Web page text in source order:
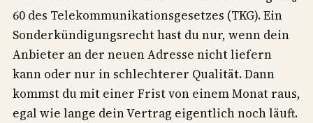
60 des Telekommunikationsgesetzes (TKG). Ein
Sonderkündigungsrecht hast du nur, wenn dein
Anbieter an der neuen Adresse nicht liefern
kann oder nur in schlechterer Qualität. Dann
kommst du mit einer Frist von einem Monat raus,
egal wie lange dein Vertrag eigentlich noch läuft.